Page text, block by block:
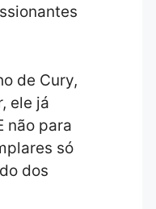
de Cury,
ele já
não para
só
dos